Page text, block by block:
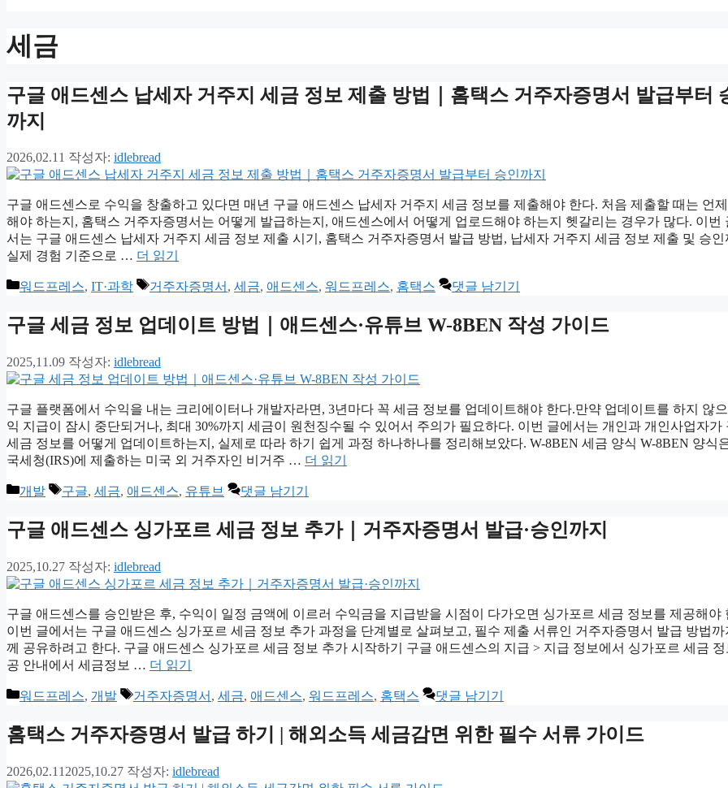
세금
구글 애드센스 납세자 거주지 세금 정보 제출 방법｜홈택스 거주자증명서 발급부터
까지
2026,02.11 작성자: idlebread
구글 애드센스로 수익을 창출하고 있다면 매년 구글 애드센스 납세자 거주지 세금 정보를 제출해야 한다. 처음 제출할 때는 언
해야 하는지, 홈택스 거주자증명서는 어떻게 발급하는지, 애드센스에서 어떻게 업로드해야 하는지 헷갈리는 경우가 많다. 이번
서는 구글 애드센스 납세자 거주지 세금 정보 제출 시기, 홈택스 거주자증명서 발급 방법, 납세자 거주지 세금 정보 제출 및 승인
실제 경험 기준으로 … 더 읽기
카
고
리
워드프레스, IT·과학
태
거주자증명서 , 세금, 애드센스, 워드프레스, 홈택스 댓글 남기기
구글 세금 정보 업데이트 방법｜애드센스·유튜브 W-8BEN 작성 가이드
2025,11.09 작성자: idlebread
구글 플랫폼에서 수익을 내는 크리에이터나 개발자라면, 3년마다 꼭 세금 정보를 업데이트해야 한다.만약 업데이트를 하지 않
익 지급이 잠시 중단되거나, 최대 30%까지 세금이 원천징수될 수 있어서 주의가 필요하다. 이번 글에서는 개인과 개인사업자가
세금 정보를 어떻게 업데이트하는지, 실제로 따라 하기 쉽게 과정 하나하나를 정리해보았다. W-8BEN 세금 양식 W-8BEN 양식
국세청(IRS)에 제출하는 미국 외 거주자인 비거주 … 더 읽기
카
고
리
개발
태
구글, 세금, 애드센스, 유튜브 댓글 남기기
구글 애드센스 싱가포르 세금 정보 추가｜거주자증명서 발급·승인까지
2025,10.27 작성자: idlebread
구글 애드센스를 승인받은 후, 수익이 일정 금액에 이르러 수익금을 지급받을 시점이 다가오면 싱가포르 세금 정보를 제공해야
이번 글에서는 구글 애드센스 싱가포르 세금 정보 추가 과정을 단계별로 살펴보고, 필수 제출 서류인 거주자증명서 발급 방법까
께 공유하려고 한다. 구글 애드센스 싱가포르 세금 정보 추가 시작하기 구글 애드센스의 지급 > 지급 정보에서 싱가포르 세금 정
공 안내에서 세금정보 … 더 읽기
카
고
리
워드프레스, 개발
태
거주자증명서 , 세금, 애드센스, 워드프레스, 홈택스 댓글 남기기
홈택스 거주자증명서 발급 하기 | 해외소득 세금감면 위한 필수 서류 가이드
2026,02.11 2025,10.27 작성자: idlebread